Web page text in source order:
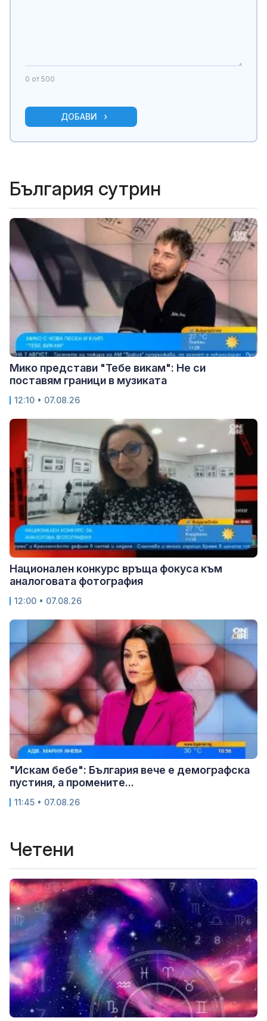
0 от 500
ДОБАВИ
България сутрин
Мико представи "Тебе викам": Не си
поставям граници в музиката
12:10 • 07.08.26
Национален конкурс връща фокуса към
аналоговата фотография
12:00 • 07.08.26
"Искам бебе": България вече е демографска
пустиня, а промените...
11:45 • 07.08.26
Четени